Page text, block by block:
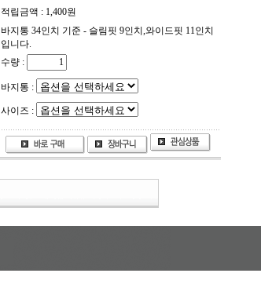
적립금액 : 1,400원
바지통 34인치 기준 - 슬림핏 9인치,와이드핏 11인치
입니다.
수량 :
바지통 :
사이즈 :